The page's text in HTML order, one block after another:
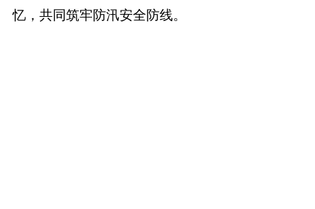
忆， 共同筑牢防汛安全防线。